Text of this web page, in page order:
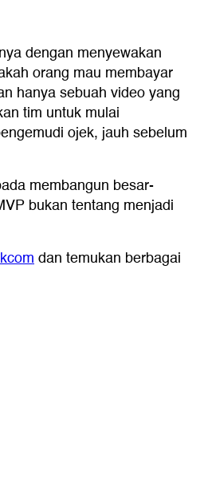
dengan menyewakan
orang mau membayar
hanya sebuah video yang
tim untuk mulai
ojek, jauh sebelum
membangun besar-
bukan tentang menjadi
dan temukan berbagai